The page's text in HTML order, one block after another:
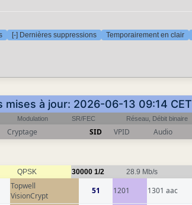
[-] Dernières suppressions Temporairement en clair
à jour: 2026-06-13 09:14 CET
Modulation SR/FEC Réseau, Débit binaire
Cryptage SID VPID Audio
QPSK 30000 1/2 28.9 Mb/s
Topwell
VisionCrypt
51 1201 1301 aac